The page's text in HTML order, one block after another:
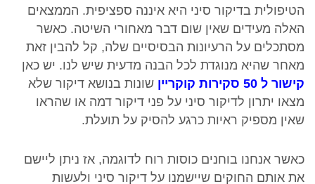
הטיפולית בדיקור סיני היא איננה ספציפית. הממצאים
האלה מעידים שאין שום דבר מאחורי השיטה. כאשר
מסתכלים על הרעיונות הבסיסיים שלה, קל להבין זאת
מאחר שהיא מנוגדת לכל הבנה מדעית שיש לנו. יש כאן
קישור ל 50 סקירות קוקריין
שונות בנושא דיקור שלא
מצאו יתרון לדיקור סיני על פני דיקור דמה או שהראו
שאין מספיק ראיות כרגע להסיק על תועלת.
כאשר אנחנו בוחנים כוסות רוח לדוגמה, אז ניתן ליישם
את אותם החוקים שיישמנו על דיקור סיני ולעשות